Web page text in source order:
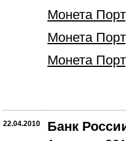
Монета
Монета
Монета
22.04.2010
Банк